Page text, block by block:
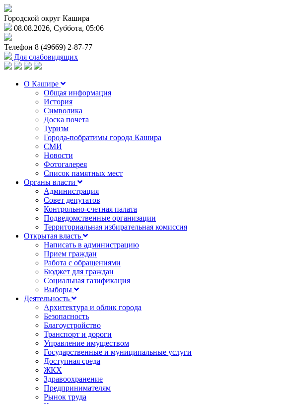
Городской округ Кашира
08.08.2026, Суббота, 05:06
Телефон 8 (49669) 2-87-77
Для слабовидящих
О Кашире
Общая информация
История
Символика
Доска почета
Туризм
Города-побратимы города Кашира
СМИ
Новости
Фотогалерея
Список памятных мест
Органы власти
Администрация
Совет депутатов
Контрольно-счетная палата
Подведомственные организации
Территориальная избирательная комиссия
Открытая власть
Написать в администрацию
Прием граждан
Работа с обращениями
Бюджет для граждан
Социальная газификация
Выборы
Деятельность
Архитектура и облик города
Безопасность
Благоустройство
Транспорт и дороги
Управление имуществом
Государственные и муниципальные услуги
Доступная среда
ЖКХ
Здравоохранение
Предпринимателям
Рынок труда